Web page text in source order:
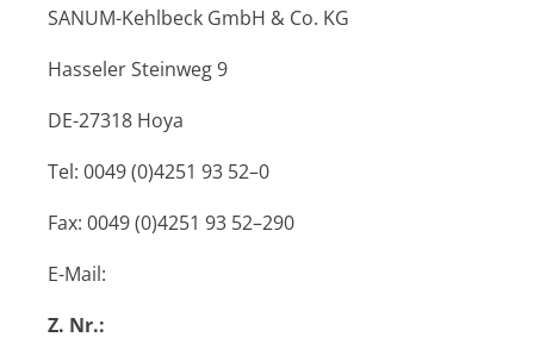
SANUM-Kehlbeck GmbH & Co. KG
Hasseler Steinweg 9
DE-27318 Hoya
Tel: 0049 (0)4251 93 52–0
Fax: 0049 (0)4251 93 52–290
E-Mail:
Z. Nr.: